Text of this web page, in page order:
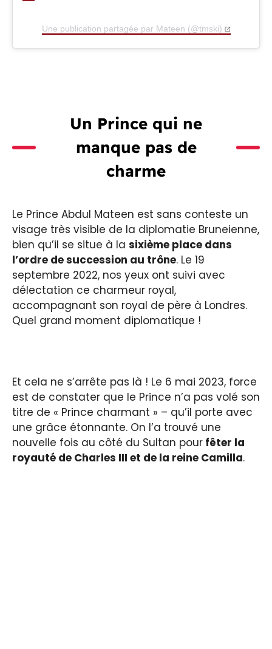
Une publication partagée par Mateen (@tmski)
Un Prince qui ne
manque pas de
charme
Le Prince Abdul Mateen est sans conteste un
visage très visible de la diplomatie Bruneienne,
bien qu’il se situe à la sixième place dans
l’ordre de succession au trône. Le 19
septembre 2022, nos yeux ont suivi avec
délectation ce charmeur royal,
accompagnant son royal de père à Londres.
Quel grand moment diplomatique !
Et cela ne s’arrête pas là ! Le 6 mai 2023, force
est de constater que le Prince n’a pas volé son
titre de « Prince charmant » – qu’il porte avec
une grâce étonnante. On l’a trouvé une
nouvelle fois au côté du Sultan pour fêter la
royauté de Charles III et de la reine Camilla.